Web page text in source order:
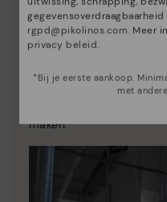
Ontdek nog meer
maken.
rgpd@pikolinos.com. Meer
privacy beleid.
*Bij je eerste aankoop.
met